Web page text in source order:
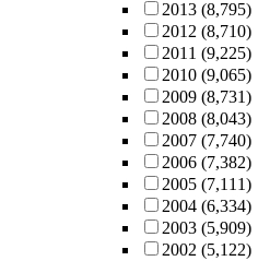
2013 (8,795)
2012 (8,710)
2011 (9,225)
2010 (9,065)
2009 (8,731)
2008 (8,043)
2007 (7,740)
2006 (7,382)
2005 (7,111)
2004 (6,334)
2003 (5,909)
2002 (5,122)